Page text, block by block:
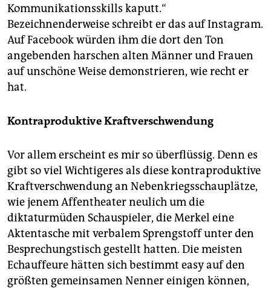
Kommunikationsskills kaputt.“
Bezeichnenderweise schreibt er das auf Instagram.
Auf Facebook würden ihm die dort den Ton
angebenden harschen alten Männer und Frauen
auf unschöne Weise demonstrieren, wie recht er
hat.
Kontraproduktive Kraftverschwendung
Vor allem erscheint es mir so überflüssig. Denn es
gibt so viel Wichtigeres als diese kontraproduktive
Kraftverschwendung an Nebenkriegsschauplätze,
wie jenem Affentheater neulich um die
diktaturmüden Schauspieler, die Merkel eine
Aktentasche mit verbalem Sprengstoff unter den
Besprechungstisch gestellt hatten. Die meisten
Echauffeure hätten sich bestimmt easy auf den
größten gemeinsamen Nenner einigen können,